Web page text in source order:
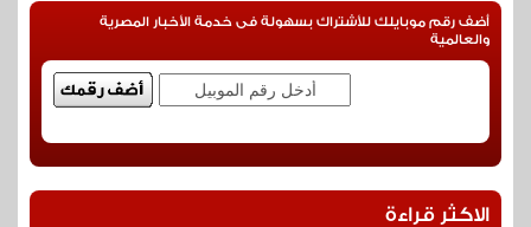
أضف رقم موبايلك للأشتراك بسهولة فى خدمة الأخبار المصرية
والعالمية
الاكثر قراءة